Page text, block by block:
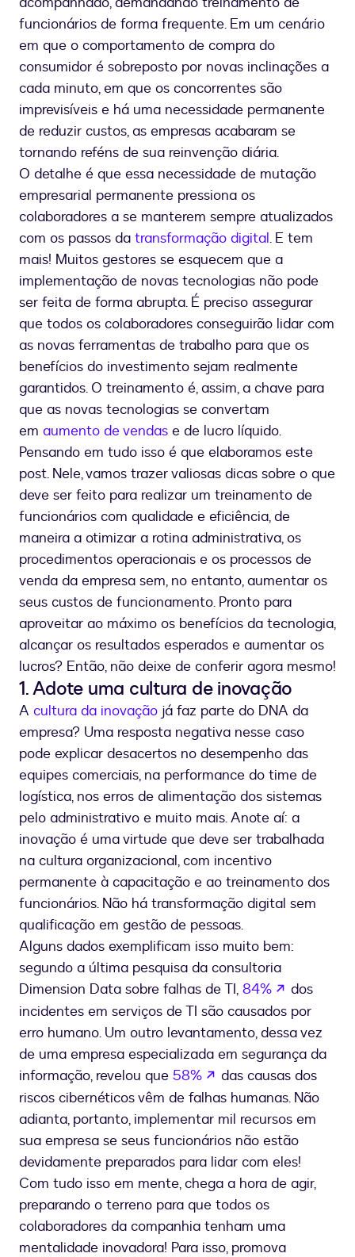
funcionários de forma frequente. Em um cenário
em que o comportamento de compra do
consumidor é sobreposto por novas inclinações a
cada minuto, em que os concorrentes são
imprevisíveis e há uma necessidade permanente
de reduzir custos, as empresas acabaram se
tornando reféns de sua reinvenção diária.
O detalhe é que essa necessidade de mutação
empresarial permanente pressiona os
colaboradores a se manterem sempre atualizados
com os passos da transformação digital. E tem
mais! Muitos gestores se esquecem que a
implementação de novas tecnologias não pode
ser feita de forma abrupta. É preciso assegurar
que todos os colaboradores conseguirão lidar com
as novas ferramentas de trabalho para que os
benefícios do investimento sejam realmente
garantidos. O treinamento é, assim, a chave para
que as novas tecnologias se convertam
em aumento de vendas e de lucro líquido.
Pensando em tudo isso é que elaboramos este
post. Nele, vamos trazer valiosas dicas sobre o que
deve ser feito para realizar um treinamento de
funcionários com qualidade e eficiência, de
maneira a otimizar a rotina administrativa, os
procedimentos operacionais e os processos de
venda da empresa sem, no entanto, aumentar os
seus custos de funcionamento. Pronto para
aproveitar ao máximo os benefícios da tecnologia,
alcançar os resultados esperados e aumentar os
lucros? Então, não deixe de conferir agora mesmo!
1. Adote uma cultura de inovação
A cultura da inovação já faz parte do DNA da
empresa? Uma resposta negativa nesse caso
pode explicar desacertos no desempenho das
equipes comerciais, na performance do time de
logística, nos erros de alimentação dos sistemas
pelo administrativo e muito mais. Anote aí: a
inovação é uma virtude que deve ser trabalhada
na cultura organizacional, com incentivo
permanente à capacitação e ao treinamento dos
funcionários. Não há transformação digital sem
qualificação em gestão de pessoas.
Alguns dados exemplificam isso muito bem:
segundo a última pesquisa da consultoria
Dimension Data sobre falhas de TI, 84% se abre
dos
incidentes em serviços de TI são causados por
erro humano. Um outro levantamento, dessa vez
de uma empresa especializada em segurança da
informação, revelou que 58% se abre en una
das causas dos
riscos cibernéticos vêm de falhas humanas. Não
adianta, portanto, implementar mil recursos em
sua empresa se seus funcionários não estão
devidamente preparados para lidar com eles!
Com tudo isso em mente, chega a hora de agir,
preparando o terreno para que todos os
colaboradores da companhia tenham uma
mentalidade inovadora! Para isso, promova